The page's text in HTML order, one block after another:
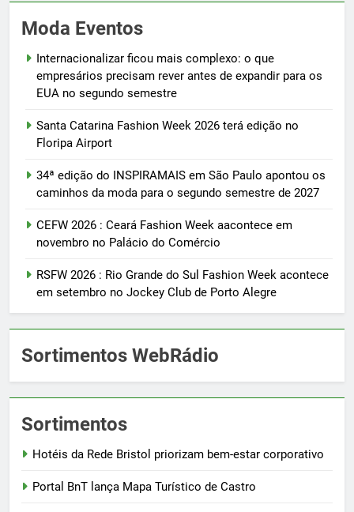
Moda Eventos
Internacionalizar ficou mais complexo: o que
empresários precisam rever antes de expandir para os
EUA no segundo semestre
Santa Catarina Fashion Week 2026 terá edição no
Floripa Airport
34ª edição do INSPIRAMAIS em São Paulo apontou os
caminhos da moda para o segundo semestre de 2027
CEFW 2026 : Ceará Fashion Week aacontece em
novembro no Palácio do Comércio
RSFW 2026 : Rio Grande do Sul Fashion Week acontece
em setembro no Jockey Club de Porto Alegre
Sortimentos WebRádio
Sortimentos
Hotéis da Rede Bristol priorizam bem-estar corporativo
Portal BnT lança Mapa Turístico de Castro